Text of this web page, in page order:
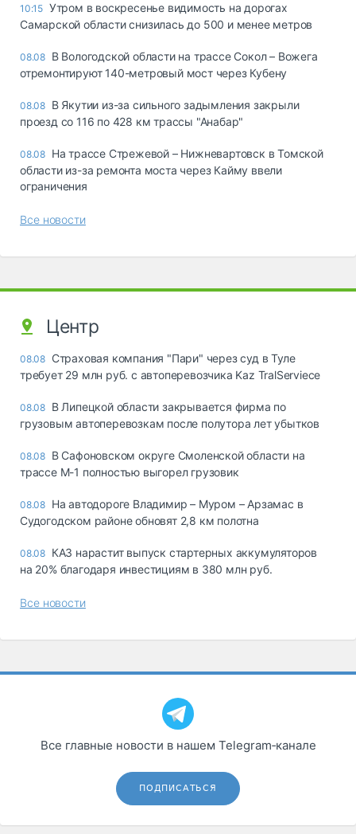
10:15 Утром в воскресенье видимость на дорогах
Самарской области снизилась до 500 и менее метров
08.08 В Вологодской области на трассе Сокол – Вожега
отремонтируют 140-метровый мост через Кубену
08.08 В Якутии из-за сильного задымления закрыли
проезд со 116 по 428 км трассы "Анабар"
08.08 На трассе Стрежевой – Нижневартовск в Томской
области из-за ремонта моста через Кайму ввели
ограничения
Все новости
Центр
08.08 Страховая компания "Пари" через суд в Туле
требует 29 млн руб. с автоперевозчика Kaz TralServiece
08.08 В Липецкой области закрывается фирма по
грузовым автоперевозкам после полутора лет убытков
08.08 В Сафоновском округе Смоленской области на
трассе М-1 полностью выгорел грузовик
08.08 На автодороге Владимир – Муром – Арзамас в
Судогодском районе обновят 2,8 км полотна
08.08 КАЗ нарастит выпуск стартерных аккумуляторов
на 20% благодаря инвестициям в 380 млн руб.
Все новости
Все главные новости в нашем Telegram‑канале
ПОДПИСАТЬСЯ